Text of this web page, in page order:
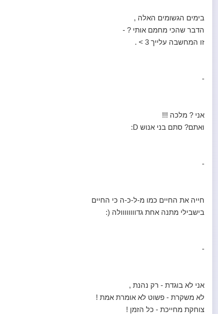
בימים הגשומים האלה ,
הדבר שהכי מחמם אותי ? -
זו המחשבה עלייך 3 > .
-
אני ? מלכה !!!
ואתם? סתם בני אנוש D:
-
חייה את החיים כמו מ-ל-כ-ה כי החיים
בישבילי מתנה אחת גדוווווווולה (:
-
אני לא בוגדת - רק נהנת ,
לא משקרת - פשוט לא אומרת אמת !
צוחקת מחייכת - כל הזמן !